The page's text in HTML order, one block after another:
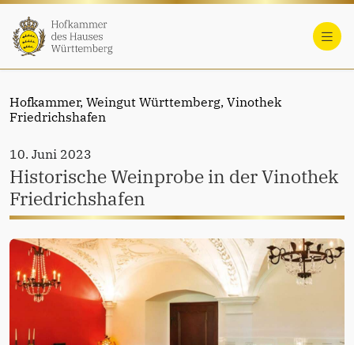
Hofkammer, Weingut Württemberg, Vinothek
Friedrichshafen
10. Juni 2023
Historische Weinprobe in der Vinothek
Friedrichshafen